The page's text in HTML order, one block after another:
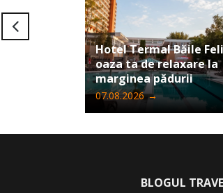
Hotel Termal Băile
oaza ta de relaxare la
marginea pădurii
07.08.2026 →
BLOGUL